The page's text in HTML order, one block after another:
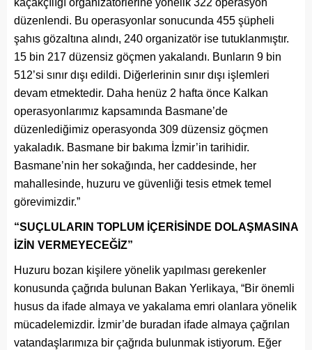
kaçakçılığı organizatörlerine yönelik 322 operasyon
düzenlendi. Bu operasyonlar sonucunda 455 şüpheli
şahıs gözaltına alındı, 240 organizatör ise tutuklanmıştır.
15 bin 217 düzensiz göçmen yakalandı. Bunların 9 bin
512’si sınır dışı edildi. Diğerlerinin sınır dışı işlemleri
devam etmektedir. Daha henüz 2 hafta önce Kalkan
operasyonlarımız kapsamında Basmane’de
düzenlediğimiz operasyonda 309 düzensiz göçmen
yakaladık. Basmane bir bakıma İzmir’in tarihidir.
Basmane’nin her sokağında, her caddesinde, her
mahallesinde, huzuru ve güvenliği tesis etmek temel
görevimizdir.”
“SUÇLULARIN TOPLUM İÇERİSİNDE DOLAŞMASINA
İZİN VERMEYECEĞİZ”
Huzuru bozan kişilere yönelik yapılması gerekenler
konusunda çağrıda bulunan Bakan Yerlikaya, “Bir önemli
husus da ifade almaya ve yakalama emri olanlara yönelik
mücadelemizdir. İzmir’de buradan ifade almaya çağrılan
vatandaşlarımıza bir çağrıda bulunmak istiyorum. Eğer